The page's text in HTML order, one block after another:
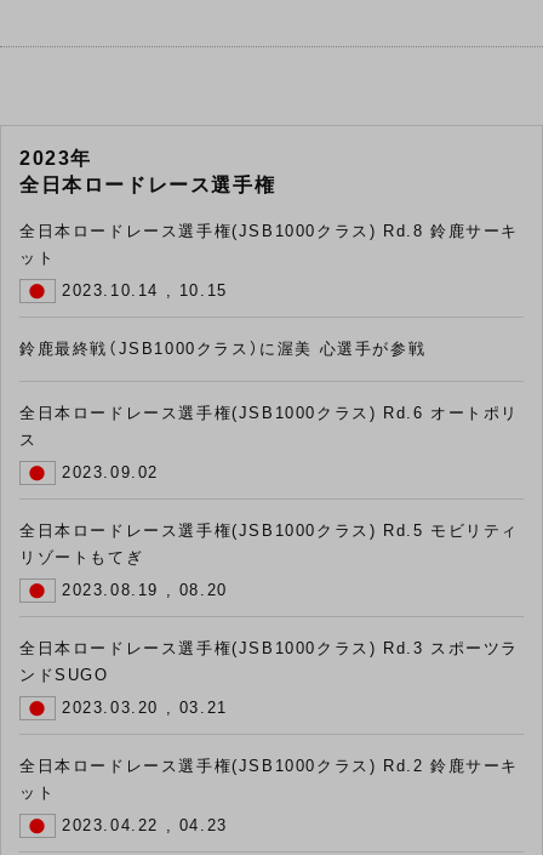
2023年
全日本ロードレース選手権
全日本ロードレース選手権(JSB1000クラス) Rd.8 鈴鹿サーキ
ット
2023.10.14 , 10.15
鈴鹿最終戦（JSB1000クラス）に渥美 心選手が参戦
全日本ロードレース選手権(JSB1000クラス) Rd.6 オートポリ
ス
2023.09.02
全日本ロードレース選手権(JSB1000クラス) Rd.5 モビリティ
リゾートもてぎ
2023.08.19 , 08.20
全日本ロードレース選手権(JSB1000クラス) Rd.3 スポーツラ
ンドSUGO
2023.03.20 , 03.21
全日本ロードレース選手権(JSB1000クラス) Rd.2 鈴鹿サーキ
ット
2023.04.22 , 04.23